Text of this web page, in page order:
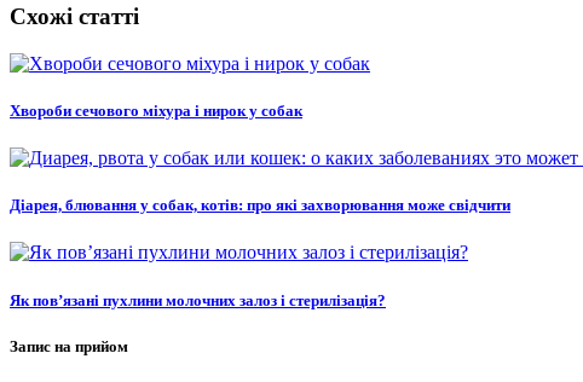
Схожі статті
Хвороби сечового міхура і нирок у собак
Діарея, блювання у собак, котів: про які захворювання може свідчити
Як пов’язані пухлини молочних залоз і стерилізація?
Запис на прийом